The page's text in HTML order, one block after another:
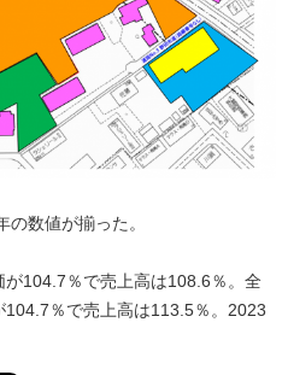
数値が揃った。
104.7％で売上高は108.6％。全
％で売上高は113.5％。2023